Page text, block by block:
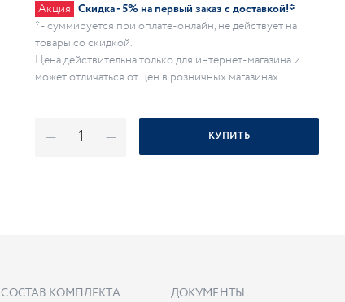
Акция Скидка - 5% на первый заказ с доставкой!*
* - суммируется при оплате-онлайн, не действует на
товары со скидкой.
Цена действительна только для интернет-магазина и
может отличаться от цен в розничных магазинах
КУПИТЬ
СОСТАВ КОМПЛЕКТА ДОКУМЕНТЫ